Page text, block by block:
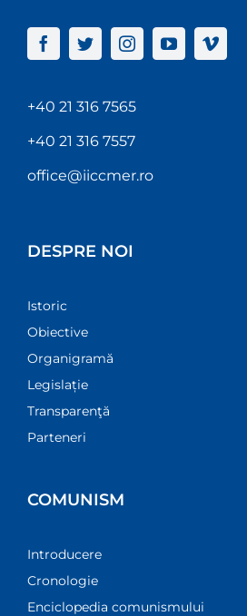
+40 21 316 7565
+40 21 316 7557
office@iiccmer.ro
DESPRE NOI
Istoric
Obiective
Organigramă
Legislație
Transparenţă
Parteneri
COMUNISM
Introducere
Cronologie
Enciclopedia comunismului